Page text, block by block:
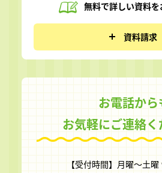
無料で詳しい資料を
資料請求
お電話から
お気軽にご連絡く
【受付時間】月曜～土